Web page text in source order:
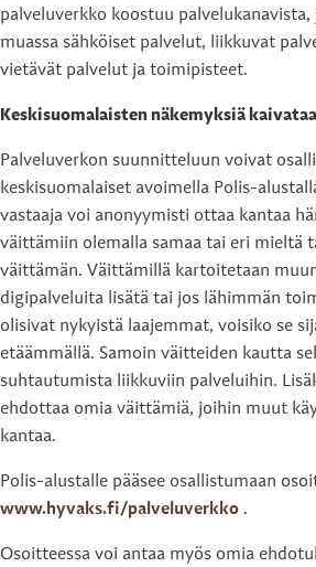
palveluverkko koostuu
muassa sähköiset palvelut, liikkuvat
vietävät palvelut ja toimipisteet.
Keskisuomalaisten näkemyksiä
Palveluverkon suunnitteluun voivat
keskisuomalaiset avoimella Polis-
vastaaja voi anonyymisti ottaa kantaa
väittämiin olemalla samaa tai eri mieltä
väittämän. Väittämillä kartoitetaan
digipalveluita lisätä tai jos lähimmän
olisivat nykyistä laajemmat, voisiko se
etäämmällä. Samoin väitteiden kautta
suhtautumista liikkuviin palveluihin.
ehdottaa omia väittämiä, joihin muut
kantaa.
Polis-alustalle pääsee osallistumaan
www.hyvaks.fi/palveluverkko .
Osoitteessa voi antaa myös omia